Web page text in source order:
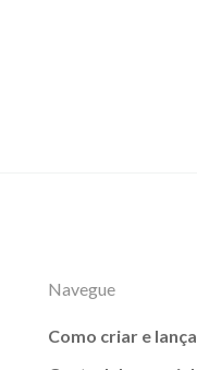
Navegue
Como criar e